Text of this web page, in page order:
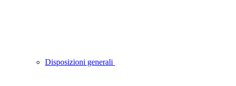
Disposizioni generali